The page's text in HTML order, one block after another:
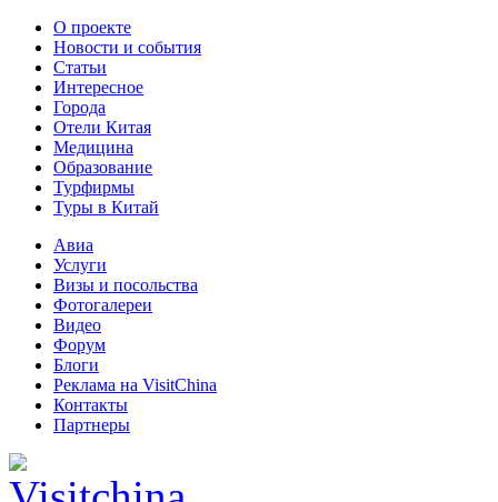
О проекте
Новости и события
Статьи
Интересное
Города
Отели Китая
Медицина
Образование
Турфирмы
Туры в Китай
Авиа
Услуги
Визы и посольства
Фотогалереи
Видео
Форум
Блоги
Реклама на VisitChina
Контакты
Партнеры